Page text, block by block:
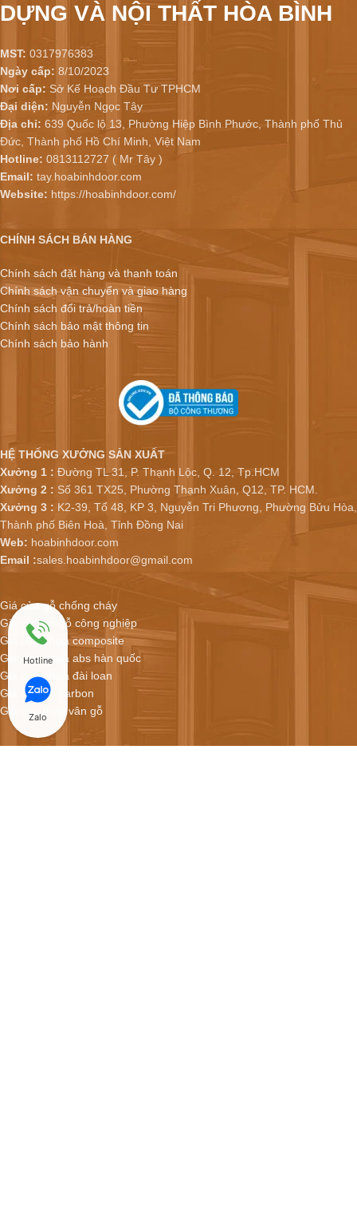
DỰNG VÀ NỘI THẤT HÒA BÌNH
MST: 0317976383
Ngày cấp: 8/10/2023
Nơi cấp: Sở Kế Hoạch Đầu Tư TPHCM
Đại diện: Nguyễn Ngọc Tây
Địa chỉ: 639 Quốc lộ 13, Phường Hiệp Bình Phước, Thành phố Thủ
Đức, Thành phố Hồ Chí Minh, Việt Nam
Hotline: 0813112727 ( Mr Tây )
Email: tay.hoabinhdoor.com
Website: https://hoabinhdoor.com/
CHÍNH SÁCH BÁN HÀNG
Chính sách đặt hàng và thanh toán
Chính sách vận chuyển và giao hàng
Chính sách đổi trả/hoàn tiền
Chính sách bảo mật thông tin
Chính sách bảo hành
HỆ THỐNG XƯỞNG SẢN XUẤT
Xưởng 1 : Đường TL 31, P. Thạnh Lộc, Q. 12, Tp.HCM
Xưởng 2 : Số 361 TX25, Phường Thạnh Xuân, Q12, TP. HCM.
Xưởng 3 : K2-39, Tổ 48, KP 3, Nguyễn Tri Phương, Phường Bửu Hòa,
Thành phố Biên Hoà, Tỉnh Đồng Nai
Web: hoabinhdoor.com
Email :sales.hoabinhdoor@gmail.com
Giá cửa gỗ chống cháy
Giá cửa gỗ gỗ công nghiệp
Giá cửa nhựa composite
Giá cửa nhựa abs hàn quốc
Giá cửa nhựa đài loan
Giá cửa gỗ carbon
Giá cửa thép vân gỗ
Hotline
Zalo